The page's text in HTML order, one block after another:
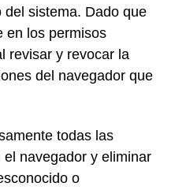
sistema. Dado que
en los permisos
revisar y revocar la
del navegador que
todas las
navegador y eliminar
o